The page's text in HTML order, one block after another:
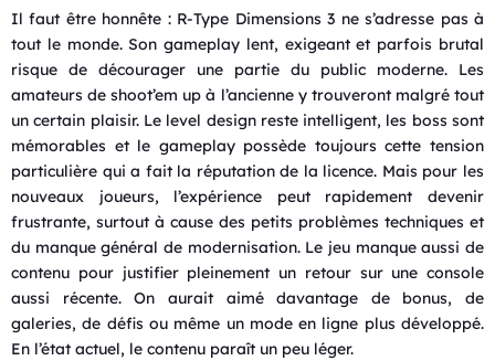
Il faut être honnête : R-Type Dimensions 3 ne s’adresse pas à
tout le monde. Son gameplay lent, exigeant et parfois brutal
risque de décourager une partie du public moderne. Les
amateurs de shoot’em up à l’ancienne y trouveront malgré tout
un certain plaisir. Le level design reste intelligent, les boss sont
mémorables et le gameplay possède toujours cette tension
particulière qui a fait la réputation de la licence. Mais pour les
nouveaux joueurs, l’expérience peut rapidement devenir
frustrante, surtout à cause des petits problèmes techniques et
du manque général de modernisation. Le jeu manque aussi de
contenu pour justifier pleinement un retour sur une console
aussi récente. On aurait aimé davantage de bonus, de
galeries, de défis ou même un mode en ligne plus développé.
En l’état actuel, le contenu paraît un peu léger.